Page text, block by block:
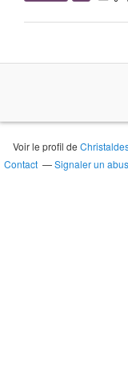
Voir le profil de
Contact
Signaler un abus